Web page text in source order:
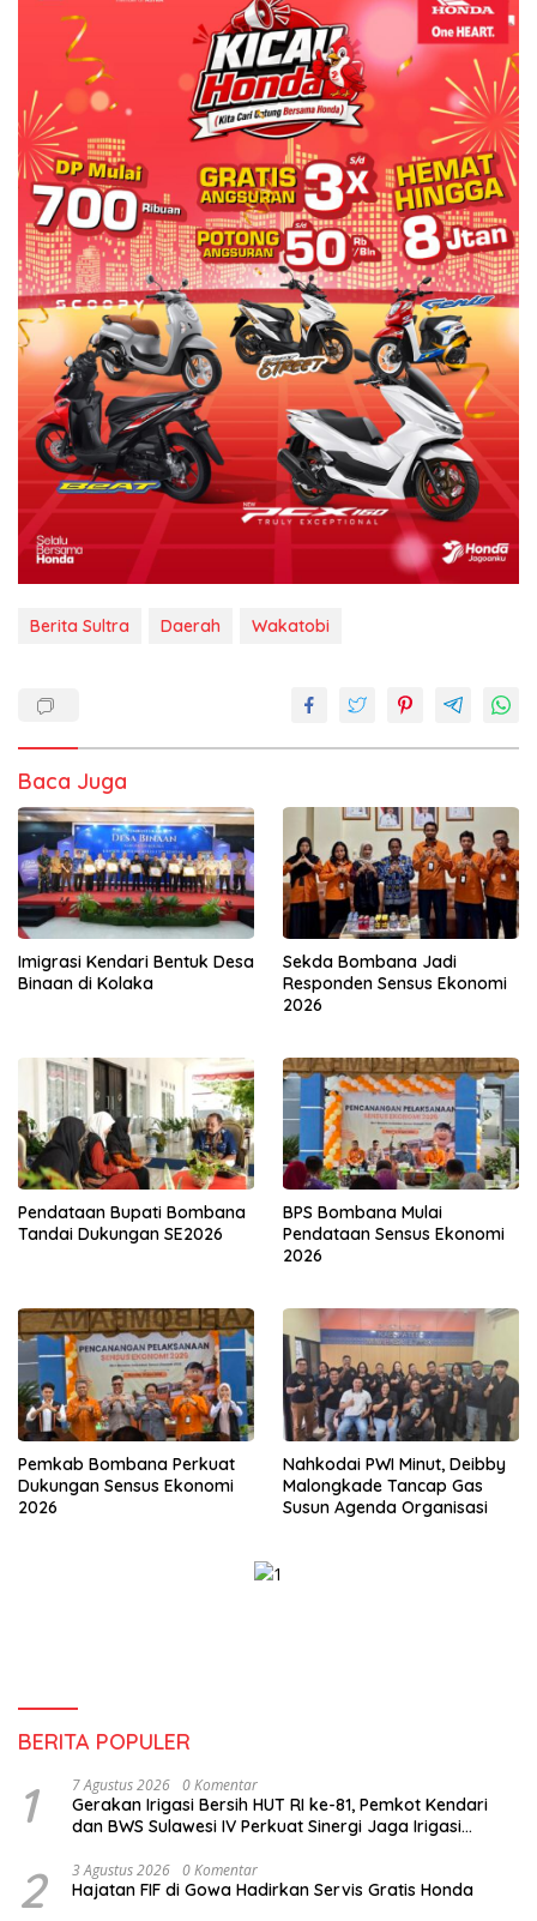
Berita Sultra Daerah Wakatobi
Baca Juga
Imigrasi Kendari Bentuk Desa
Binaan di Kolaka
Sekda Bombana Jadi
Responden Sensus Ekonomi
2026
Pendataan Bupati Bombana
Tandai Dukungan SE2026
BPS Bombana Mulai
Pendataan Sensus Ekonomi
2026
Pemkab Bombana Perkuat
Dukungan Sensus Ekonomi
2026
Nahkodai PWI Minut, Deibby
Malongkade Tancap Gas
Susun Agenda Organisasi
BERITA POPULER
1 7 Agustus 2026 0 Komentar
Gerakan Irigasi Bersih HUT RI ke-81, Pemkot Kendari
dan BWS Sulawesi IV Perkuat Sinergi Jaga Irigasi
2 3 Agustus 2026 0 Komentar
Hajatan FIF di Gowa Hadirkan Servis Gratis Honda